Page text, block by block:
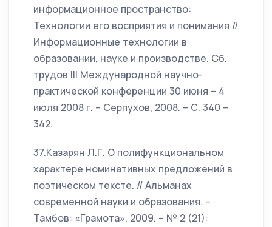
информационное пространство:
Технологии его восприятия и понимания //
Информационные технологии в
образовании, науке и производстве. Сб.
трудов III Международной научно-
практической конференции 30 июня – 4
июля 2008 г. – Серпухов, 2008. – С. 340 –
342.
37.Казарян Л.Г. О полифункциональном
характере номинативных предложений в
поэтическом тексте. // Альманах
современной науки и образования. –
Тамбов: «Грамота», 2009. – № 2 (21):